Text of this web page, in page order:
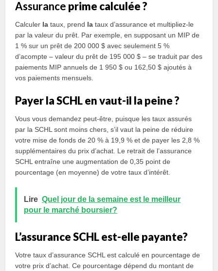
Assurance prime calculée ?
Calculer la taux, prend la taux d’assurance et multipliez-le
par la valeur du prêt. Par exemple, en supposant un MIP de
1 % sur un prêt de 200 000 $ avec seulement 5 %
d’acompte – valeur du prêt de 195 000 $ – se traduit par des
paiements MIP annuels de 1 950 $ ou 162,50 $ ajoutés à
vos paiements mensuels.
Payer la SCHL en vaut-il la peine ?
Vous vous demandez peut-être, puisque les taux assurés
par la SCHL sont moins chers, s’il vaut la peine de réduire
votre mise de fonds de 20 % à 19,9 % et de payer les 2,8 %
supplémentaires du prix d’achat. Le retrait de l’assurance
SCHL entraîne une augmentation de 0,35 point de
pourcentage (en moyenne) de votre taux d’intérêt.
Lire Quel jour de la semaine est le meilleur
pour le marché boursier?
L’assurance SCHL est-elle payante?
Votre taux d’assurance SCHL est calculé en pourcentage de
votre prix d’achat. Ce pourcentage dépend du montant de